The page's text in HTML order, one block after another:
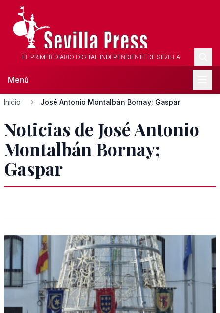
EL PRIMER DIARIO DIGITAL INDEPENDIENTE DE SEVILLA
Menú
Inicio José Antonio Montalbán Bornay; Gaspar
Noticias de José Antonio
Montalbán Bornay;
Gaspar